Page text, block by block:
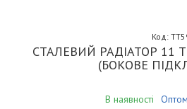
СТАЛЕВИЙ РАДІАТОР 11
(БОКОВЕ
В наявності
Код: